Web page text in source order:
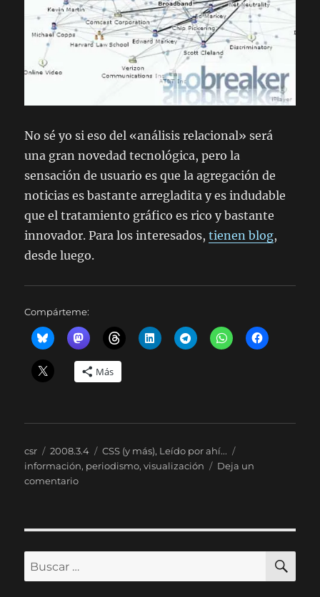
No sé yo si eso del «análisis relacional» será
una gran novedad tecnológica, pero la
sensación de usuario es que la agregación de
noticias es bastante arregladita y es indudable
que el tratamiento gráfico es rico y bastante
innovador. Para los interesados,tienen blog,
desde luego.
Compárteme:
Más
Autor
csr
Publicado
el
2008.3.4 Categorías
CSS (y más), Leído por ahí...
información, periodismo,visualización
Deja un
comentarioen
Buscar
por: